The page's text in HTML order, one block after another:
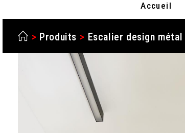
Accueil
> Produits > Escalier design